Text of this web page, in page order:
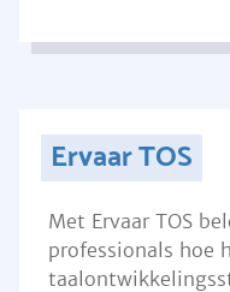
Ervaar TOS
Met Ervaar TOS
professionals hoe